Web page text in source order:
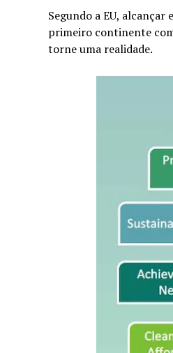
Segundo a EU,
primeiro continente
torne uma realidade.